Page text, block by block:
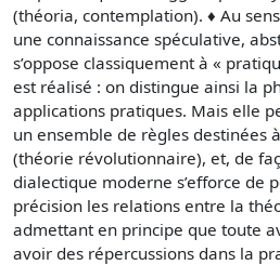
(théoria, contemplation). ♦ Au
une connaissance spéculative,
s’oppose classiquement à «
est réalisé : on distingue ainsi la
applications pratiques. Mais elle
un ensemble de règles destinées
(théorie révolutionnaire), et, de
dialectique moderne s’efforce de
précision les relations entre la
admettant en principe que toute
avoir des répercussions dans la